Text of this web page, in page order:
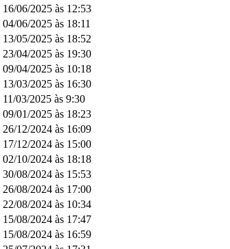
16/06/2025 às 12:53
04/06/2025 às 18:11
13/05/2025 às 18:52
23/04/2025 às 19:30
09/04/2025 às 10:18
13/03/2025 às 16:30
11/03/2025 às 9:30
09/01/2025 às 18:23
26/12/2024 às 16:09
17/12/2024 às 15:00
02/10/2024 às 18:18
30/08/2024 às 15:53
26/08/2024 às 17:00
22/08/2024 às 10:34
15/08/2024 às 17:47
15/08/2024 às 16:59